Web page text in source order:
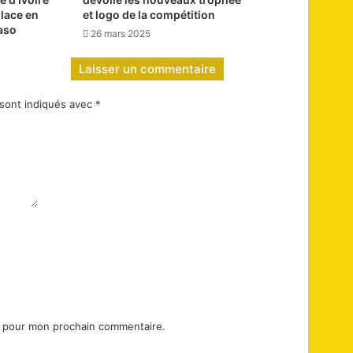
en
et logo de la compétition
26 mars 2025
Laisser un commentaire
indiqués avec *
mon prochain commentaire.